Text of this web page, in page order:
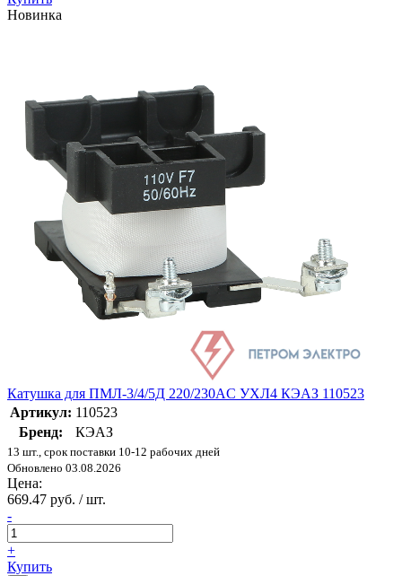
Новинка
Катушка для ПМЛ-3/4/5Д 220/230AC УХЛ4 КЭАЗ 110523
Артикул: 110523
Бренд:
КЭАЗ
13 шт., срок поставки 10-12 рабочих дней
Обновлено 03.08.2026
Цена:
669.47 руб. / шт.
-
+
Купить